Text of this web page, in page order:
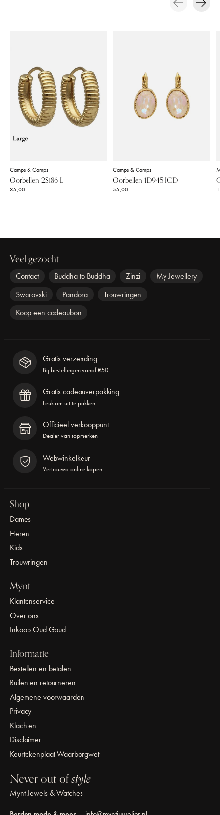
Camps & Camps
Oorbellen 2S186 L
35,00
Camps & Camps
Oorbellen 1D945 ICD
55,00
Veel gezocht
Contact Buddha to Buddha Zinzi
My Jewellery
Swarovski
Pandora
Trouwringen
Koop een cadeaubon
Gratis verzending
Bij bestellingen vanaf €50
Gratis cadeauverpakking
Leuk om uit te pakken
Officieel verkooppunt
Dealer van topmerken
Webwinkelkeur
Vertrouwd online kopen
Shop
Dames
Heren
Kids
Trouwringen
Mynt
Klantenservice
Over ons
Inkoop Oud Goud
Informatie
Bestellen en betalen
Ruilen en retourneren
Algemene voorwaarden
Privacy
Klachten
Disclaimer
Keurtekenplaat Waarborgwet
Never out ofstyle
Mynt Jewels & Watches